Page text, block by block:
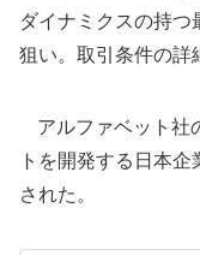
ダイナミクスの持
狙い。取引条件の詳
アルファベット社
トを開発する日本
された。